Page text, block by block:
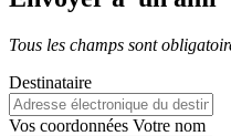
Tous les champs sont
Destinataire
Vos coordonnées Votre nom